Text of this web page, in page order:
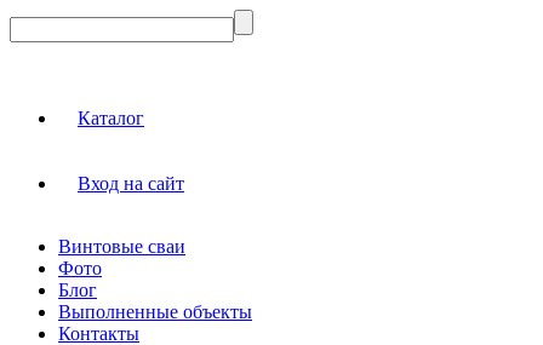
Каталог
Вход на сайт
Винтовые сваи
Фото
Блог
Выполненные объекты
Контакты